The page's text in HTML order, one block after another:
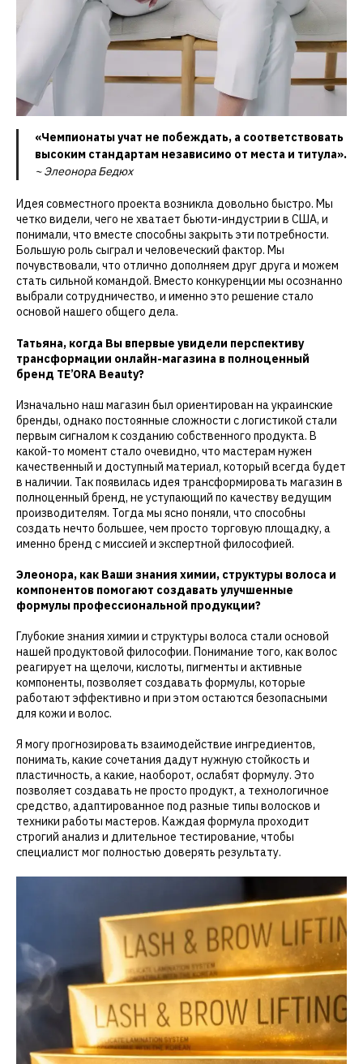
«Чемпионаты учат не побеждать, а соответствовать
высоким стандартам независимо от места и титула».
~ Элеонора Бедюх
Идея совместного проекта возникла довольно быстро. Мы
четко видели, чего не хватает бьюти-индустрии в США, и
понимали, что вместе способны закрыть эти потребности.
Большую роль сыграл и человеческий фактор. Мы
почувствовали, что отлично дополняем друг друга и можем
стать сильной командой. Вместо конкуренции мы осознанно
выбрали сотрудничество, и именно это решение стало
основой нашего общего дела.
Татьяна, когда Вы впервые увидели перспективу
трансформации онлайн-магазина в полноценный
бренд TE’ORA Beauty?
Изначально наш магазин был ориентирован на украинские
бренды, однако постоянные сложности с логистикой стали
первым сигналом к созданию собственного продукта. В
какой-то момент стало очевидно, что мастерам нужен
качественный и доступный материал, который всегда будет
в наличии. Так появилась идея трансформировать магазин в
полноценный бренд, не уступающий по качеству ведущим
производителям. Тогда мы ясно поняли, что способны
создать нечто большее, чем просто торговую площадку, а
именно бренд с миссией и экспертной философией.
Элеонора, как Ваши знания химии, структуры волоса и
компонентов помогают создавать улучшенные
формулы профессиональной продукции?
Глубокие знания химии и структуры волоса стали основой
нашей продуктовой философии. Понимание того, как волос
реагирует на щелочи, кислоты, пигменты и активные
компоненты, позволяет создавать формулы, которые
работают эффективно и при этом остаются безопасными
для кожи и волос.
Я могу прогнозировать взаимодействие ингредиентов,
понимать, какие сочетания дадут нужную стойкость и
пластичность, а какие, наоборот, ослабят формулу. Это
позволяет создавать не просто продукт, а технологичное
средство, адаптированное под разные типы волосков и
техники работы мастеров. Каждая формула проходит
строгий анализ и длительное тестирование, чтобы
специалист мог полностью доверять результату.